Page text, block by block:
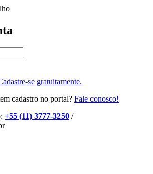
se gratuitamente.
cadastro no portal? Fale conosco!
+55 (11) 3777-3250 /